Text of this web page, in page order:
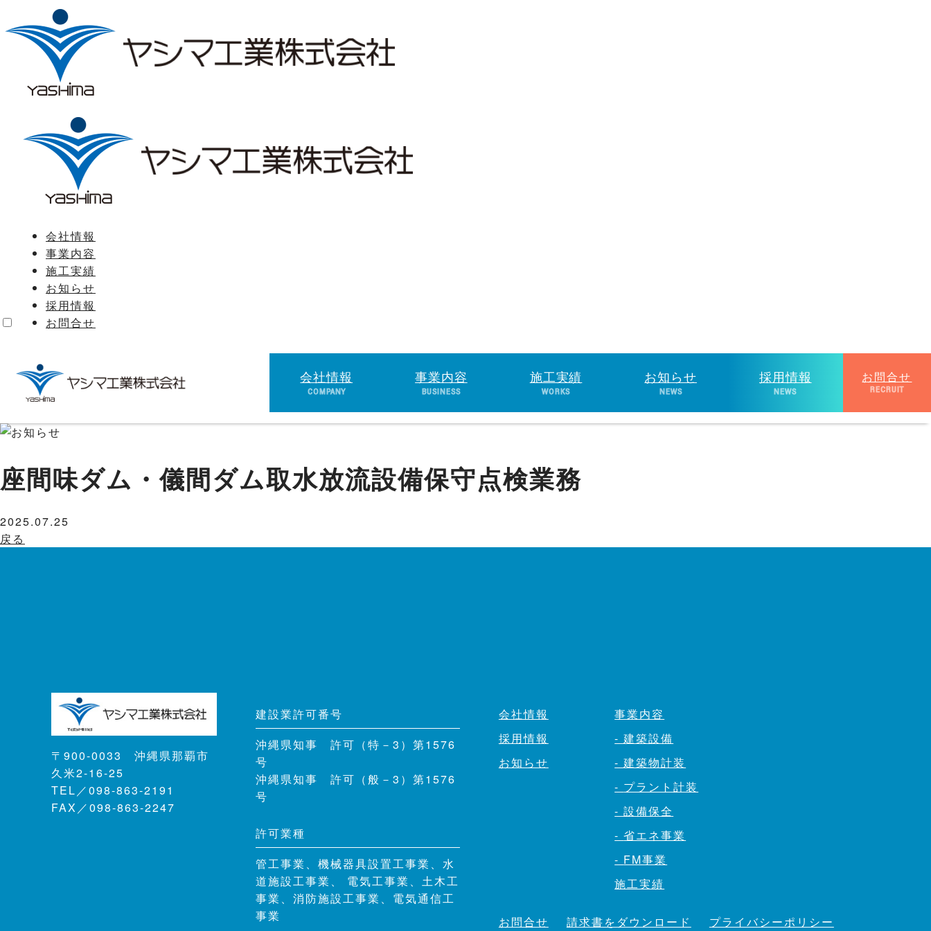
会社情報
事業内容
施工実績
お知らせ
採用情報
お問合せ
会社情報
COMPANY
事業内容
BUSINESS
施工実績
WORKS
お知らせ
NEWS
採用情報
NEWS
お問合せ
RECRUIT
座間味ダム・儀間ダム取水放流設備保守点検業務
2025.07.25
戻る
〒900-0033 沖縄県那覇市
久米2-16-25
TEL／098-863-2191
FAX／098-863-2247
建設業許可番号
沖縄県知事 許可（特－3）第1576
号
沖縄県知事 許可（般－3）第1576
号
許可業種
管工事業、機械器具設置工事業、水
道施設工事業、 電気工事業、土木工
事業、消防施設工事業、電気通信工
事業
会社情報
採用情報
お知らせ
事業内容
建築設備
建築物計装
プラント計装
設備保全
省エネ事業
FM事業
施工実績
お問合せ 請求書をダウンロード プライバシーポリシー